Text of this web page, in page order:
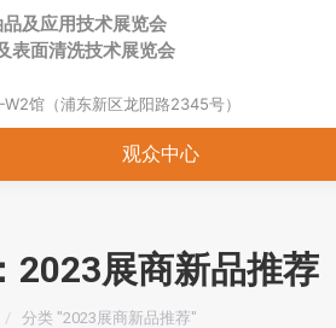
及应用技术展览会
表面清洗技术展览会
W2馆（浦东新区龙阳路2345号）
观众中心
2023展商新品推荐
里：
分类 "2023展商新品推荐"
展会 展商中心